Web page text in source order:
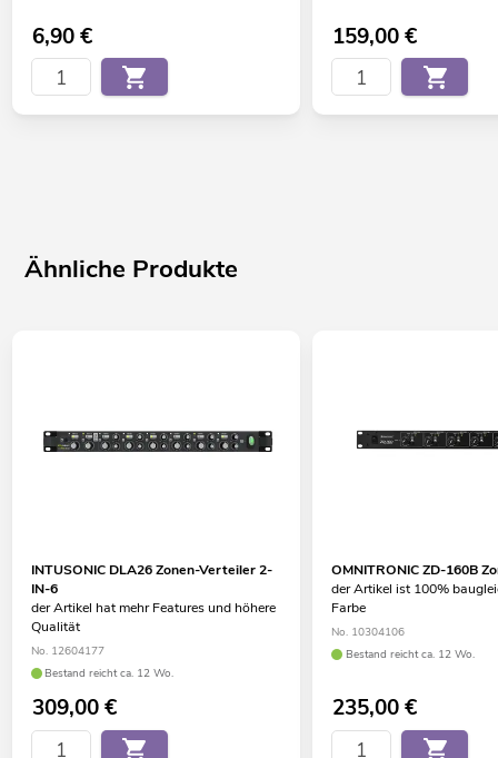
6,90€ 159,00€
Ähnliche Produkte
INTUSONIC DLA26 Zonen-Verteiler 2-
IN-6
der Artikel hat mehr Features und höhere
Qualität
No. 12604177
Bestand reicht ca. 12 Wo.
309,00€
OMNITRONIC ZD-160B
der Artikel ist 100%
Farbe
No. 10304106
Bestand reicht ca. 12 Wo.
235,00€